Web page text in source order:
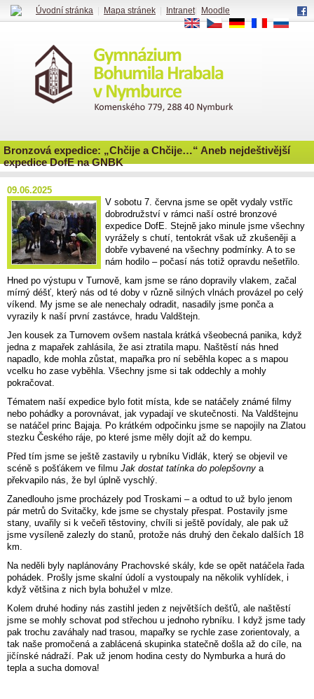
Bronzová expedice: „Chčije a Chčije…“ Aneb nejdeštivější
expedice DofE na GNBK
09.06.2025
V sobotu 7. června jsme se opět vydaly vstříc
dobrodružství v rámci naší ostré bronzové
expedice DofE. Stejně jako minule jsme všechny
vyrážely s chutí, tentokrát však už zkušeněji a
dobře vybavené na všechny podmínky. A to se
nám hodilo – počasí nás totiž opravdu nešetřilo.
Hned po výstupu v Turnově, kam jsme se ráno dopravily vlakem, začal
mírný déšť, který nás od té doby v různě silných vlnách provázel po celý
víkend. My jsme se ale nenechaly odradit, nasadily jsme ponča a
vyrazily k naší první zastávce, hradu Valdštejn.
Jen kousek za Turnovem ovšem nastala krátká všeobecná panika, když
jedna z mapařek zahlásila, že asi ztratila mapu. Naštěstí nás hned
napadlo, kde mohla zůstat, mapařka pro ní seběhla kopec a s mapou
vcelku ho zase vyběhla. Všechny jsme si tak oddechly a mohly
pokračovat.
Tématem naší expedice bylo fotit místa, kde se natáčely známé filmy
nebo pohádky a porovnávat, jak vypadají ve skutečnosti. Na Valdštejnu
se natáčel princ Bajaja. Po krátkém odpočinku jsme se napojily na Zlatou
stezku Českého ráje, po které jsme měly dojít až do kempu.
Před tím jsme se ještě zastavily u rybníku Vidlák, který se objevil ve
scéně s pošťákem ve filmu Jak dostat tatínka do polepšovny a
překvapilo nás, že byl úplně vyschlý.
Zanedlouho jsme procházely pod Troskami – a odtud to už bylo jenom
pár metrů do Svitačky, kde jsme se chystaly přespat. Postavily jsme
stany, uvařily si k večeři těstoviny, chvíli si ještě povídaly, ale pak už
jsme vysíleně zalezly do stanů, protože nás druhý den čekalo dalších 18
km.
Na neděli byly naplánovány Prachovské skály, kde se opět natáčela řada
pohádek. Prošly jsme skalní údolí a vystoupaly na několik vyhlídek, i
když většina z nich byla bohužel v mlze.
Kolem druhé hodiny nás zastihl jeden z největších dešťů, ale naštěstí
jsme se mohly schovat pod střechou u jednoho rybníku. I když jsme tady
pak trochu zaváhaly nad trasou, mapařky se rychle zase zorientovaly, a
tak naše promočená a zablácená skupinka statečně došla až do cíle, na
jičínské nádraží. Pak už jenom hodina cesty do Nymburka a hurá do
tepla a sucha domova!
Úvodní stránka Mapa stránek Intranet|
Moodle
EN
CS DE FR RU